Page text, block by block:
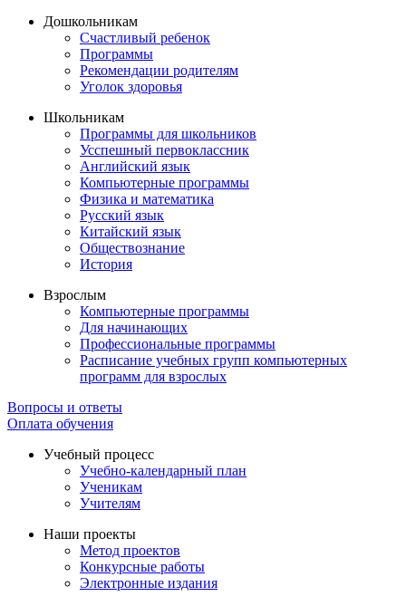
Дошкольникам
Счастливый ребенок
Программы
Рекомендации родителям
Уголок здоровья
Школьникам
Программы для школьников
Усспешный первоклассник
Английский язык
Компьютерные программы
Физика и математика
Русский язык
Китайский язык
Обществознание
История
Взрослым
Компьютерные программы
Для начинающих
Профессиональные программы
Расписание учебных групп компьютерных
программ для взрослых
Вопросы и ответы
Оплата обучения
Учебный процесс
Учебно-календарный план
Ученикам
Учителям
Наши проекты
Метод проектов
Конкурсные работы
Электронные издания